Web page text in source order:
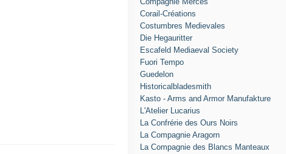
Corail-Créations
Costumbres Medievales
Die Hegauritter
Escafeld Mediaeval Society
Fuori Tempo
Guedelon
Historicalbladesmith
Kasto - Arms and Armor Manufakture
L'Atelier Lucarius
La Confrérie des Ours Noirs
La Compagnie Aragorn
La Compagnie des Blancs Manteaux